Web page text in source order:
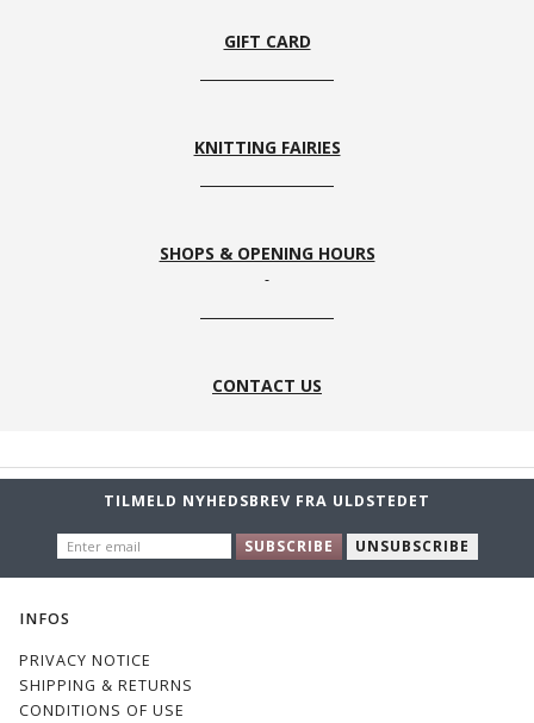
GIFT CARD
KNITTING FAIRIES
SHOPS & OPENING HOURS
CONTACT US
TILMELD NYHEDSBREV FRA ULDSTEDET
EMAIL
SUBSCRIBE UNSUBSCRIBE
INFOS
PRIVACY NOTICE
SHIPPING & RETURNS
CONDITIONS OF USE